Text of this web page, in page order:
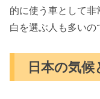
的に使う車として非
白を選ぶ人も多いの
日本の気